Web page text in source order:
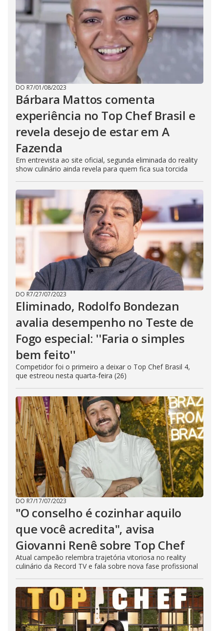
DO R7/01/08/2023
Bárbara Mattos comenta
experiência no Top Chef Brasil e
revela desejo de estar em A
Fazenda
Em entrevista ao site oficial, segunda eliminada do reality
show culinário ainda revela para quem fica sua torcida
DO R7/27/07/2023
Eliminado, Rodolfo Bondezan
avalia desempenho no Teste de
Fogo especial: ''Faria o simples
bem feito''
Competidor foi o primeiro a deixar o Top Chef Brasil 4,
que estreou nesta quarta-feira (26)
DO R7/17/07/2023
"O conselho é cozinhar aquilo
que você acredita", avisa
Giovanni Renê sobre Top Chef
Atual campeão relembra trajetória vitoriosa no reality
culinário da Record TV e fala sobre nova fase profissional